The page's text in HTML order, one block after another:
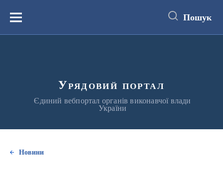
вмістуМеню Пошук
Урядовий портал
Єдиний вебпортал органів виконавчої влади
України
Новини